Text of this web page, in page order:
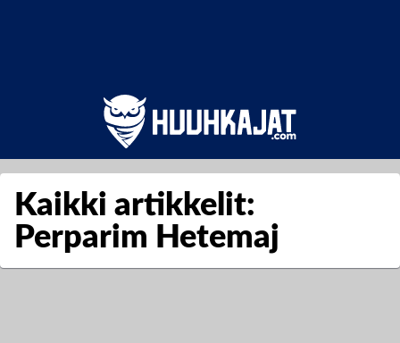
Kaikki artikkelit:
Perparim Hetemaj